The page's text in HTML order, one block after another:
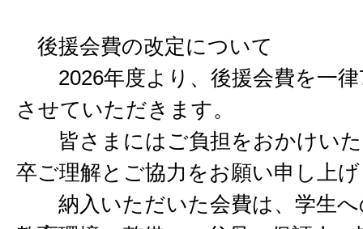
後援会費の改定について
2026年度より、後援会費を一律
させていただきます。
皆さまにはご負担をおかけいた
卒ご理解とご協力をお願い申し上
納入いただいた会費は、学生へ